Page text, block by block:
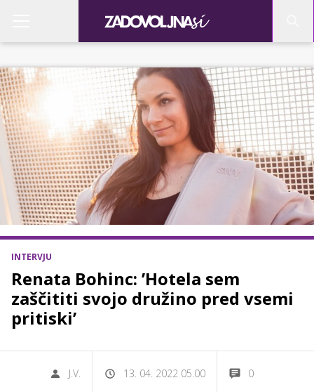
INTERVJU
Renata Bohinc: ’Hotela sem
zaščititi svojo družino pred vsemi
pritiski’
J.V. 13. 04. 2022 05.00 0